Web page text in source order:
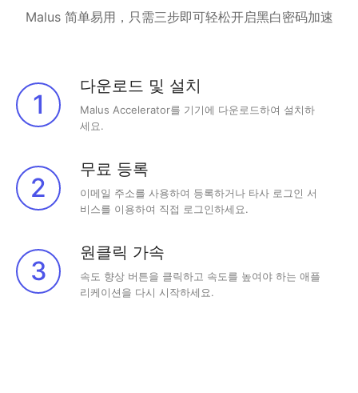
Malus 简单易用，只需三步即可轻松开启黑白密码加速
1
다운로드 및 설치
Malus Accelerator를 기기에 다운로드하여 설치하
세요.
2
무료 등록
이메일 주소를 사용하여 등록하거나 타사 로그인 서
비스를 이용하여 직접 로그인하세요.
3
원클릭 가속
속도 향상 버튼을 클릭하고 속도를 높여야 하는 애플
리케이션을 다시 시작하세요.